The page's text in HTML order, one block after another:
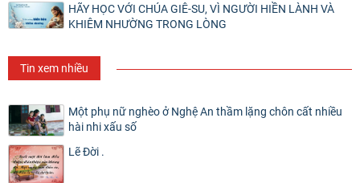
HÃY HỌC VỚI CHÚA GIÊ-SU, VÌ NGƯỜI HIỀN LÀNH VÀ
KHIÊM NHƯỜNG TRONG LÒNG
Tin xem nhiều
Một phụ nữ nghèo ở Nghệ An thầm lặng chôn cất nhiều
hài nhi xấu số
Lẽ Đời .